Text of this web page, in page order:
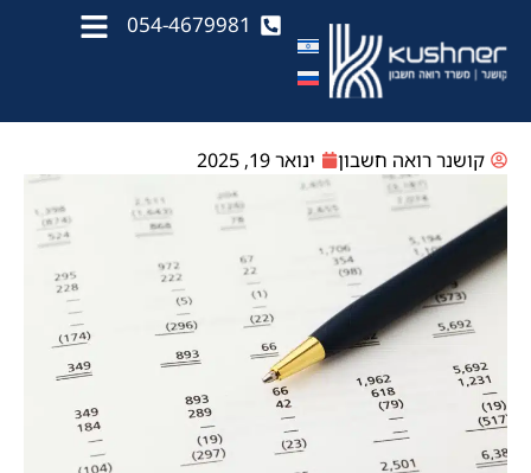
054-4679981
קושנר רואה חשבון ינואר 19, 2025